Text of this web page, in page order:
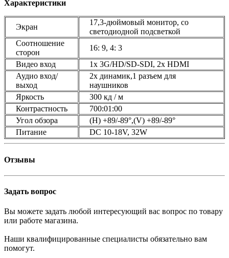
Характеристики
Экран
17,3-дюймовый монитор, со
светодиодной подсветкой
Соотношение
сторон
16: 9, 4: 3
Видео вход
1x 3G/HD/SD-SDI, 2x HDMI
Аудио вход/
выход
2x динамик,1 разъем для
наушников
Яркость
300 кд / м
Контрастность
700:01:00
Угол обзора
(H) +89/-89°,(V) +89/-89°
Питание
DC 10-18V, 32W
Отзывы
Задать вопрос
Вы можете задать любой интересующий вас вопрос по товару
или работе магазина.
Наши квалифицированные специалисты обязательно вам
помогут.